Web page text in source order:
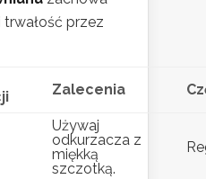
przez
Zalecenia
Używaj
odkurzacza z
miękką
szczotką.